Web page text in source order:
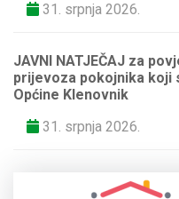
31. srpnja 2026.
JAVNI NATJEČAJ za
prijevoza pokojnika koji
Općine Klenovnik
31. srpnja 2026.